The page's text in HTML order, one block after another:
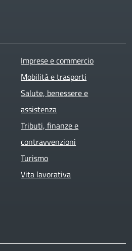
Imprese e commercio
Mobilità e trasporti
Salute, benessere e
assistenza
Tributi, finanze e
contravvenzioni
Turismo
Vita lavorativa